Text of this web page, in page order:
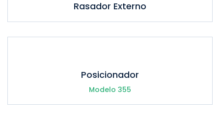
Rasador Externo
Posicionador
Modelo 355